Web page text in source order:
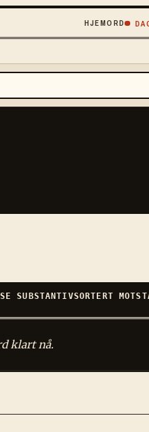
HJEMORD
SUBSTANTIVSORTERT MOT
klart nå.